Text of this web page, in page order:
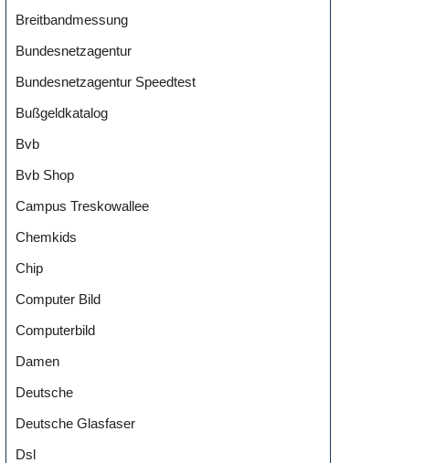
Breitbandmessung
Bundesnetzagentur
Bundesnetzagentur Speedtest
Bußgeldkatalog
Bvb
Bvb Shop
Campus Treskowallee
Chemkids
Chip
Computer Bild
Computerbild
Damen
Deutsche
Deutsche Glasfaser
Dsl